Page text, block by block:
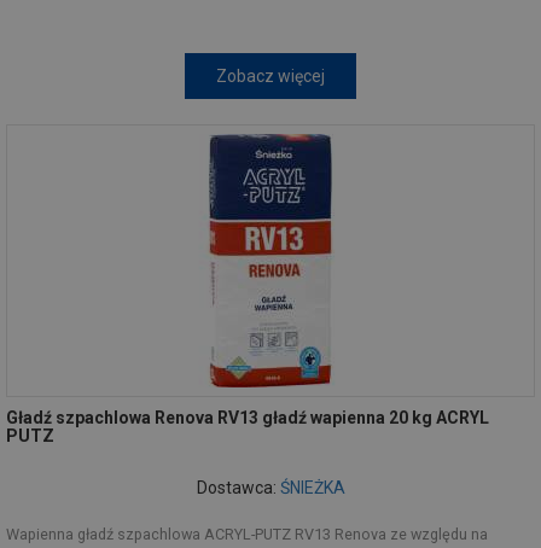
Zobacz więcej
Gładź szpachlowa Renova RV13 gładź wapienna 20 kg ACRYL
PUTZ
Dostawca: ŚNIEŻKA
Wapienna gładź szpachlowa ACRYL-PUTZ RV13 Renova ze względu na